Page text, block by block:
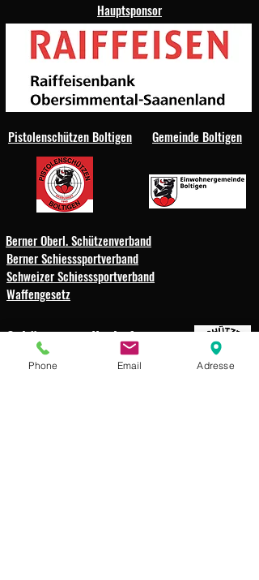
Hauptsponsor
Pistolenschützen Boltigen Gemeinde Boltigen
Berner Oberl. Schützenverband
Berner Schiesssportverband
Schweizer Schiesssportverband
Waffengesetz
Schützengesellschaft
Weissenbach-Boltigen
Phone Email Adresse